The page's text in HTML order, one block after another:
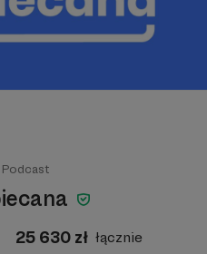
Podcast
25 630 zł łącznie